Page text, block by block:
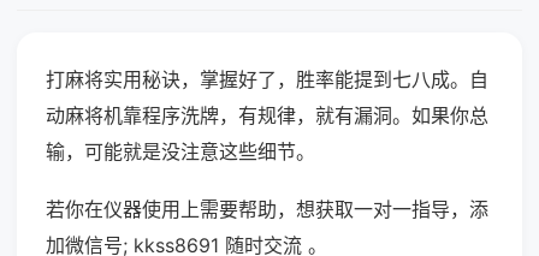
打麻将实用秘诀，掌握好了，胜率能提到七八成。自
动麻将机靠程序洗牌，有规律，就有漏洞。如果你总
输，可能就是没注意这些细节。
若你在仪器使用上需要帮助，想获取一对一指导，添
加微信号; kkss8691 随时交流 。